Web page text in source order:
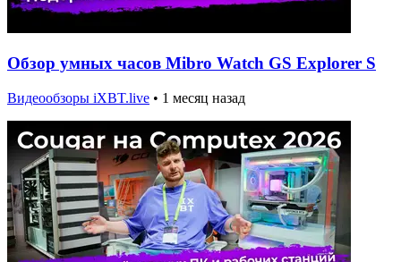
Обзор умных часов Mibro Watch GS Explorer S
Видеообзоры iXBT.live • 1 месяц назад